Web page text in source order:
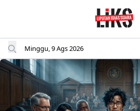
Minggu, 9 Ags 2026